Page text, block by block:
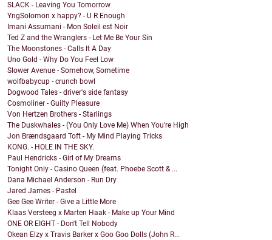
SLACK - Leaving You Tomorrow
YngSolomon x happy? - U R Enough
Imani Assumani - Mon Soleil est Noir
Ted Z and the Wranglers - Let Me Be Your Sin
The Moonstones - Calls It A Day
Uno Gold - Why Do You Feel Low
Slower Avenue - Somehow, Sometime
wolfbabycup - crunch bowl
Dogwood Tales - driver's side fantasy
Cosmoliner - Guilty Pleasure
Von Hertzen Brothers - Starlings
The Duskwhales - (You Only Love Me) When You're High
Jon Brændsgaard Toft - My Mind Playing Tricks
KONG. - HOLE IN THE SKY.
Paul Hendricks - Girl of My Dreams
Tonight Only - Casino Queen (feat. Phoebe Scott & ...
Dana Michael Anderson - Run Dry
Jared James - Pastel
Gee Gee Writer - Give a Little More
Klaas Versteeg x Marten Haak - Make up Your Mind
ONE OR EIGHT - Don't Tell Nobody
Okean Elzy x Travis Barker x Goo Goo Dolls (John R...